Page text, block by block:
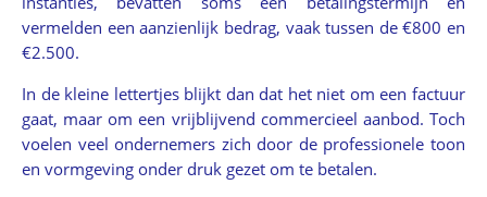
vermelden een aanzienlijk bedrag, vaak tussen de €800 en
€2.500.
In de kleine lettertjes blijkt dan dat het niet om een factuur
gaat, maar om een vrijblijvend commercieel aanbod. Toch
voelen veel ondernemers zich door de professionele toon
en vormgeving onder druk gezet om te betalen.